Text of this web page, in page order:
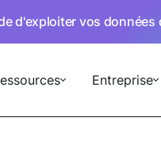
d'exploiter vos données
Entreprise